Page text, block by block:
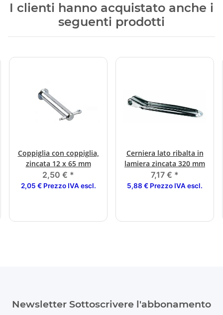
I clienti hanno acquistato anche i
seguenti prodotti
Coppiglia con coppiglia,
zincata 12 x 65 mm
2,50 € *
2,05 € Prezzo IVA escl.
Cerniera lato ribalta in
lamiera zincata 320 mm
7,17 € *
5,88 € Prezzo IVA escl.
Newsletter Sottoscrivere l'abbonamento